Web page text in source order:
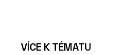
VÍCE K TÉMATU